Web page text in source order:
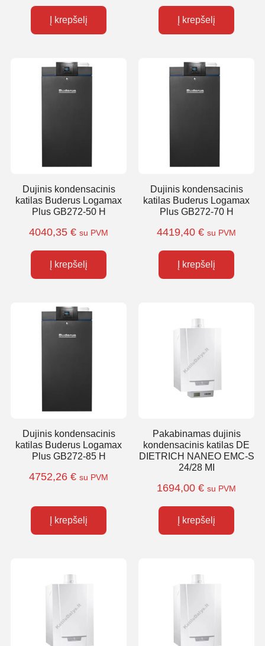
Į krepšelį Į krepšelį
Dujinis kondensacinis
katilas Buderus Logamax
Plus GB272-50 H
4040,35 € su PVM
Į krepšelį
Dujinis kondensacinis
katilas Buderus Logamax
Plus GB272-70 H
4419,40 € su PVM
Į krepšelį
Dujinis kondensacinis
katilas Buderus Logamax
Plus GB272-85 H
4752,26 € su PVM
Į krepšelį
Pakabinamas dujinis
kondensacinis katilas DE
DIETRICH NANEO EMC-S
24/28 MI
1694,00 € su PVM
Į krepšelį